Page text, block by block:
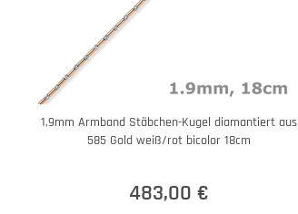
1,9mm Armband Stäbchen-Kugel diamantiert aus
585 Gold weiß/rot bicolor 18cm
483,00 €